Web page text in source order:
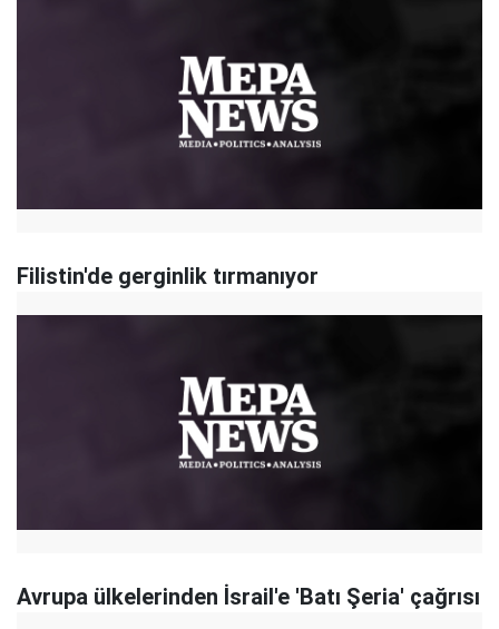
Filistin'de gerginlik tırmanıyor
Avrupa ülkelerinden İsrail'e 'Batı Şeria' çağrısı